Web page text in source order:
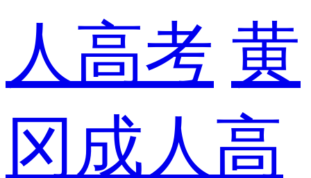
人高考 黄
冈成人高